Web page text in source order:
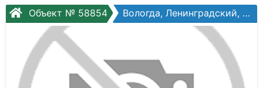
Объект № 58854 Вологда, Ленинградский, Гагарина ул, №12